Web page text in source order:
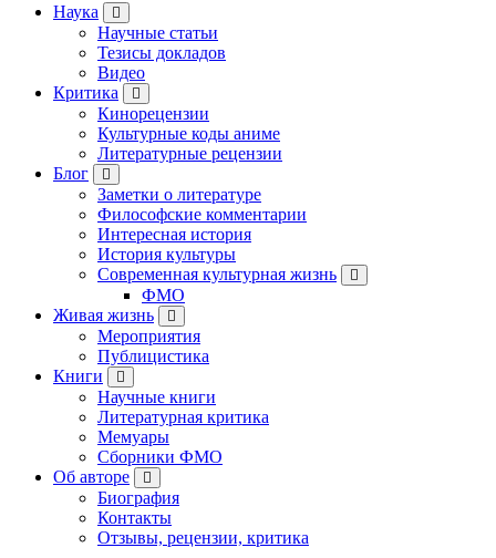
Наука
Научные статьи
Тезисы докладов
Видео
Критика
Кинорецензии
Культурные коды аниме
Литературные рецензии
Блог
Заметки о литературе
Философские комментарии
Интересная история
История культуры
Современная культурная жизнь
ФМО
Живая жизнь
Мероприятия
Публицистика
Книги
Научные книги
Литературная критика
Мемуары
Сборники ФМО
Об авторе
Биография
Контакты
Отзывы, рецензии, критика